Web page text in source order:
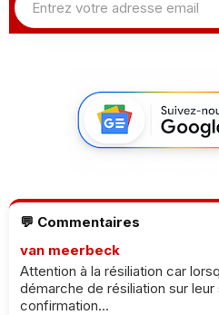
💬 Commentaires
van meerbeck
Attention à la résiliation car
démarche de résiliation sur
confirmation...